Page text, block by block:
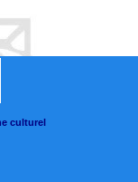
culturel